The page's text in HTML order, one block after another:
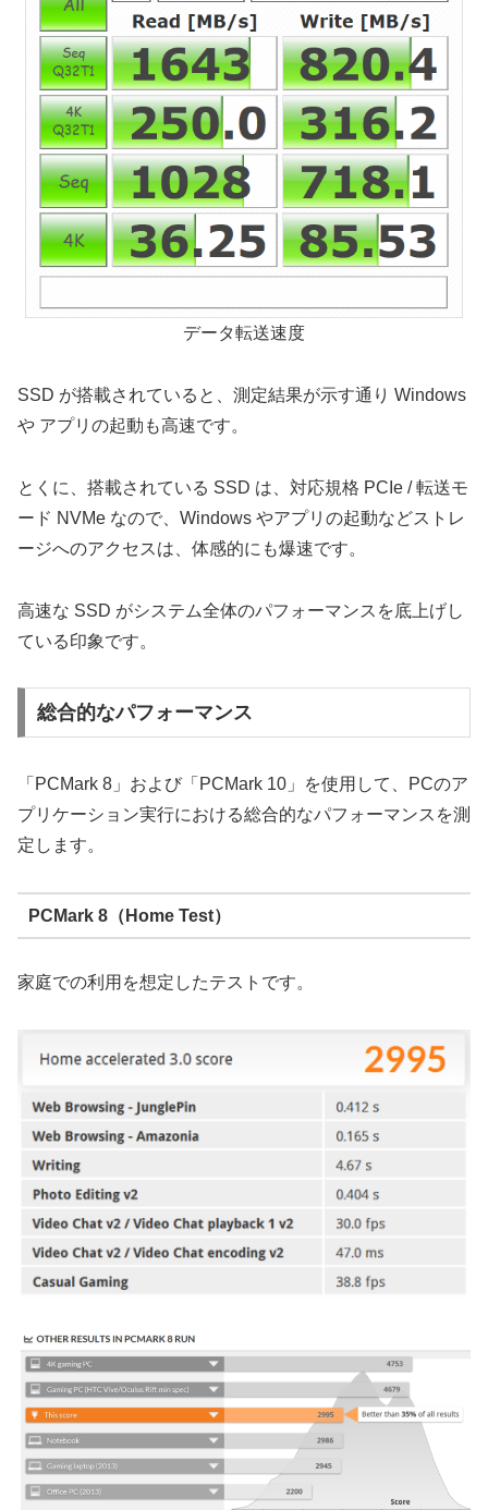
データ転送速度
SSD が搭載されていると、測定結果が示す通り Windows
や アプリの起動も高速です。
とくに、搭載されている SSD は、対応規格 PCIe / 転送モ
ード NVMe なので、Windows やアプリの起動などストレ
ージへのアクセスは、体感的にも爆速です。
高速な SSD がシステム全体のパフォーマンスを底上げし
ている印象です。
総合的なパフォーマンス
「PCMark 8」および「PCMark 10」を使用して、PCのア
プリケーション実行における総合的なパフォーマンスを測
定します。
PCMark 8（Home Test）
家庭での利用を想定したテストです。